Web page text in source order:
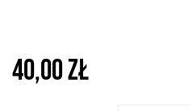
40,00 zł